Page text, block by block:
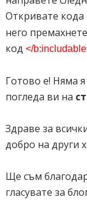
Откривате кода
него
код </
Готово е! Няма
погледа ви на
Здраве за
добро на други
Ще съм
гласувате за